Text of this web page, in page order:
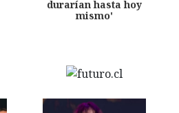
durarían hasta hoy
mismo'